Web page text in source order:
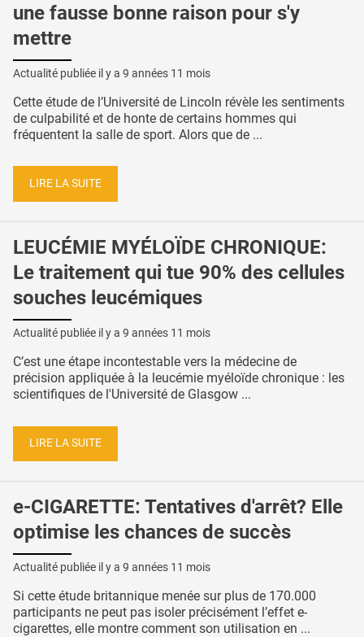
une fausse bonne raison pour s'y
mettre
Actualité publiée il y a 9 années 11 mois
Cette étude de l’Université de Lincoln révèle les sentiments
de culpabilité et de honte de certains hommes qui
fréquentent la salle de sport. Alors que de ...
LIRE LA SUITE
LEUCÉMIE MYÉLOÏDE CHRONIQUE:
Le traitement qui tue 90% des cellules
souches leucémiques
Actualité publiée il y a 9 années 11 mois
C’est une étape incontestable vers la médecine de
précision appliquée à la leucémie myéloïde chronique : les
scientifiques de l'Université de Glasgow ...
LIRE LA SUITE
e-CIGARETTE: Tentatives d'arrêt? Elle
optimise les chances de succès
Actualité publiée il y a 9 années 11 mois
Si cette étude britannique menée sur plus de 170.000
participants ne peut pas isoler précisément l’effet e-
cigarettes, elle montre comment son utilisation en ...